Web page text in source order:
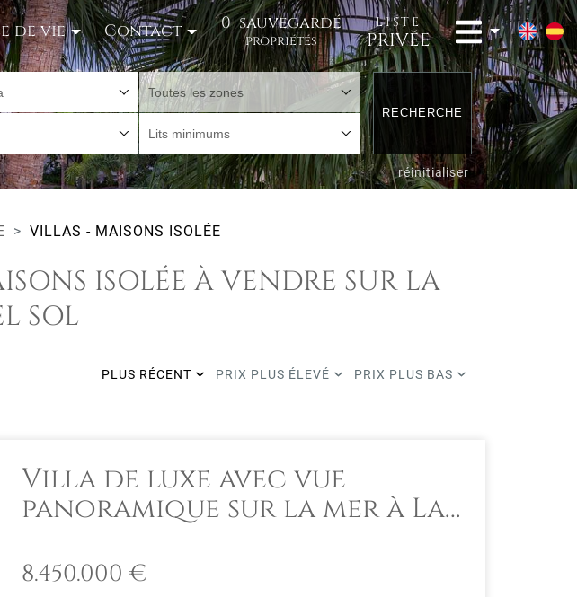
de vie Contact 0 sauvegardé
propriétés
LISTE
PRIVÉE
Toutes les zones
Lits minimums
RECHERCHE
réinitialiser
VILLAS - MAISONS ISOLÉE
ISOLÉE À VENDRE SUR LA
SOL
PLUS RÉCENT PRIX PLUS ÉLEVÉ PRIX PLUS BAS
Villa de luxe avec vue
panoramique sur la mer à La
Zagaleta, Marbella
8.450.000 €